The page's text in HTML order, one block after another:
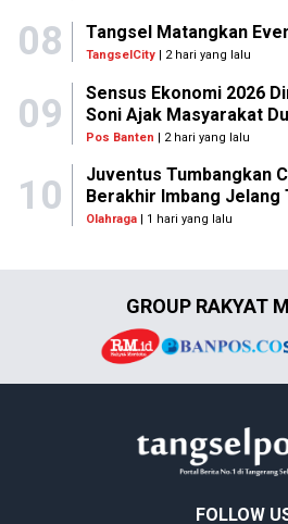
08 Tangsel Matangkan
TangselCity | 2 hari yang lalu
09
Sensus Ekonomi 2026
Soni Ajak Masyarakat
Pos Banten | 2 hari yang lalu
10
Juventus Tumbangkan
Berakhir Imbang Jelang
Olahraga| 1 hari yang lalu
GROUP RAKYAT
FOLLOW